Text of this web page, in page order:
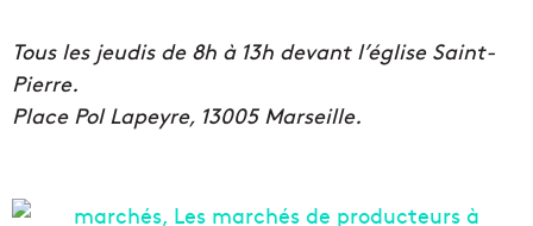
Tous les jeudis de 8h à 13h devant l’église Saint-
Pierre.
Place Pol Lapeyre, 13005 Marseille.